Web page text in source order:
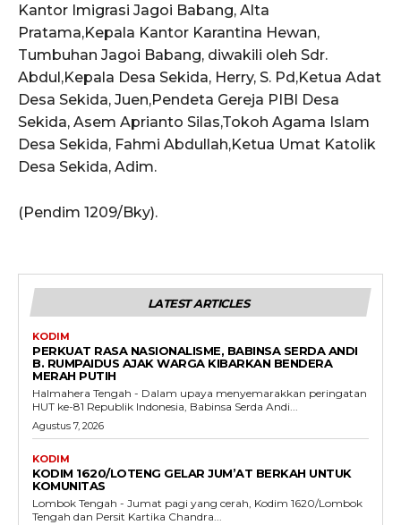
Kantor Imigrasi Jagoi Babang, Alta
Pratama,Kepala Kantor Karantina Hewan,
Tumbuhan Jagoi Babang, diwakili oleh Sdr.
Abdul,Kepala Desa Sekida, Herry, S. Pd,Ketua Adat
Desa Sekida, Juen,Pendeta Gereja PIBI Desa
Sekida, Asem Aprianto Silas,Tokoh Agama Islam
Desa Sekida, Fahmi Abdullah,Ketua Umat Katolik
Desa Sekida, Adim.
(Pendim 1209/Bky).
LATEST ARTICLES
KODIM
PERKUAT RASA NASIONALISME, BABINSA SERDA ANDI
B. RUMPAIDUS AJAK WARGA KIBARKAN BENDERA
MERAH PUTIH
Halmahera Tengah - Dalam upaya menyemarakkan peringatan
HUT ke-81 Republik Indonesia, Babinsa Serda Andi...
Agustus 7, 2026
KODIM
KODIM 1620/LOTENG GELAR JUM’AT BERKAH UNTUK
KOMUNITAS
Lombok Tengah - Jumat pagi yang cerah, Kodim 1620/Lombok
Tengah dan Persit Kartika Chandra...